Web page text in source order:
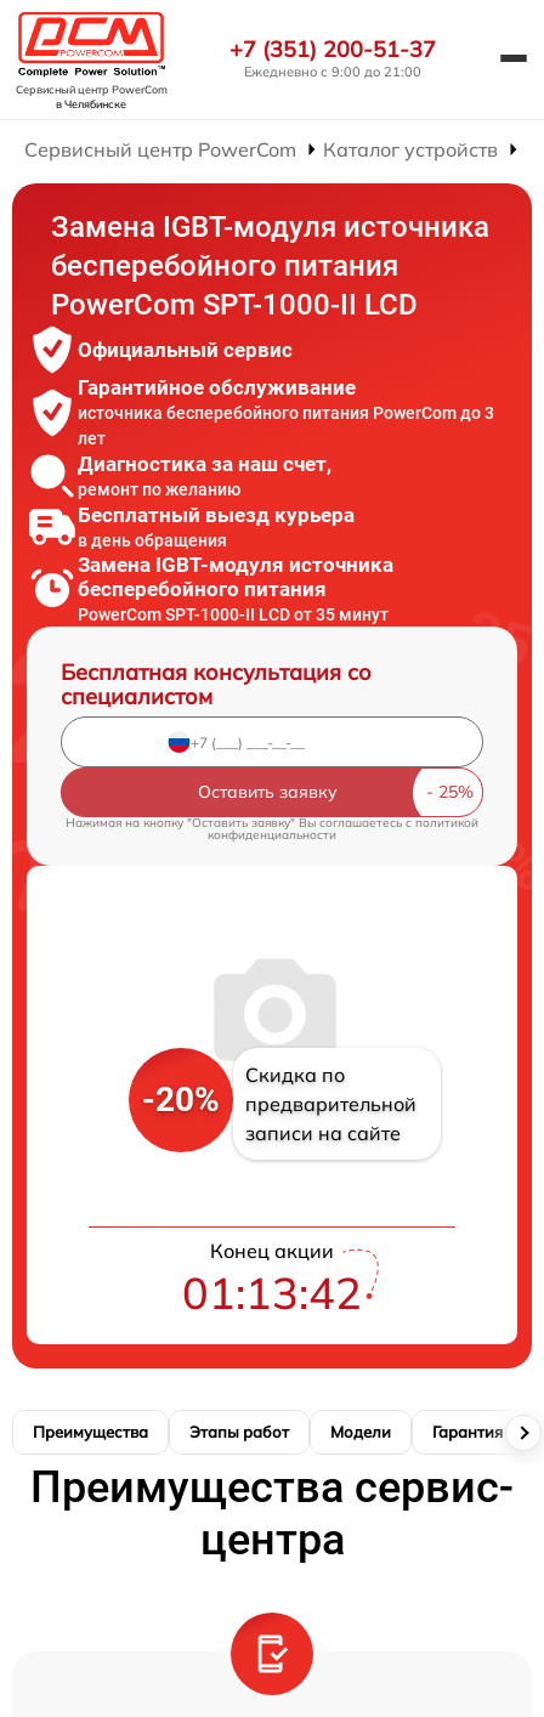
Сервисный центр PowerCom
в Челябинске
+7 (351) 200-51-37
Ежедневно с 9:00 до 21:00
Сервисный центр PowerCom Каталог устройств
Замена IGBT-модуля источника
бесперебойного питания
PowerCom SPT-1000-II LCD
Официальный сервис
Гарантийное обслуживание
источника бесперебойного питания PowerCom до 3
лет
Диагностика за наш счет,
ремонт по желанию
Бесплатный выезд курьера
в день обращения
Замена IGBT-модуля источника
бесперебойного питания
PowerCom SPT-1000-II LCD от 35 минут
Бесплатная консультация со
специалистом
Оставить заявку
Нажимая на кнопку "Оставить заявку" Вы соглашаетесь cполитикой
конфиденциальности
-20%
Скидка по
предварительной
записи на сайте
Конец акции
01:13:41
Преимущества Этапы работ Модели Гарантия
Преимущества сервис-
центра